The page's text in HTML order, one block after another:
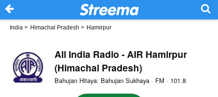
India > Himachal Pradesh > Hamirpur
All India Radio - AIR Hamirpur
(Himachal Pradesh)
Bahujan Hitaya: Bahujan Sukhaya · FM · 101.8